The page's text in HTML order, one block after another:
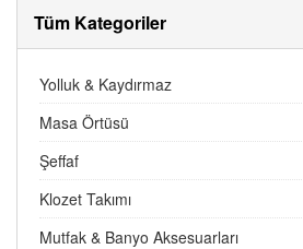
Tüm Kategoriler
Yolluk & Kaydırmaz
Masa Örtüsü
Şeffaf
Klozet Takımı
Mutfak & Banyo Aksesuarları